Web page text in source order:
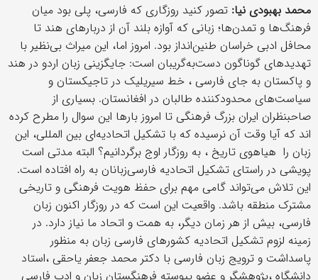
محمد بهبودی نیا: تصور کنید روزگاری که فارسی، پلی بود میان
فرهنگ‌ها و تمدن‌ها؛ زبانی که آوازه بلند آن از دربارهای هند تا
محافل ادبی خراسان طنین‌انداز بود. امروز اما، این میراث بی‌نظیر با
تهدیدهای گوناگون دست‌به‌گریبان است: جایگزینی زبان اردو در هند
و پاکستان به جای فارسی ، خط سیریلیک در تاجیکستان و
سیاست‌های محدودکننده طالبان در افغانستان. بسیاری از
صاحبنظران ایران بزرگ فرهنگی تا امروز بارها این سوال را مطرح کرده
اند که آیا وقت آن نرسیده که با تشکیل اتحادیه‌ای بین المللی، این
زبان را هیاهوی تاریخ ، به روزگار اوج برگردانیم؟ البته مدتی است
پویشی در راستای تشکیل اتحادیه فارسی‌زبانان به راه افتاده است.
این تلاش می‌تواند گامی مهم برای حفظ هویت فرهنگی و تاریخی
مشترک منطقه باشد. واقعیت این است که در روزگار اکنون زبان
فارسی، بیش از هر زمان دیگر، به همت و اتحاد ما نیاز دارد. در
زمینه لزوم تشکیل اتحادیه کشورهای فارسی زبان به منظور
پاسداشت و ترویج زبان فارسی با دکتر محمد جعفر یاحقی ،استاد
دانشگاه ،پژوهشگر و عضو پیوسته فرهنگستان زبان و ادب فارسی